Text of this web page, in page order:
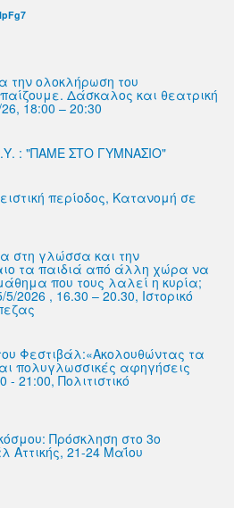
την ολοκλήρωση του
Δάσκαλος και θεατρική
18:00 – 20:30
: "ΠΑΜΕ ΣΤΟ ΓΥΜΝΑΣΙΟ"
περίοδος, Κατανομή σε
στη γλώσσα και την
τα παιδιά από άλλη χώρα να
που τους λαλεί η κυρία;
2026 , 16.30 – 20.30, Ιστορικό
Φεστιβάλ:«Ακολουθώντας τα
πολυγλωσσικές αφηγήσεις
21:00, Πολιτιστικό
Πρόσκληση στο 3ο
Αττικής, 21-24 Μαΐου